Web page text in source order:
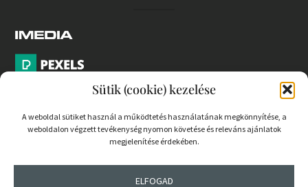
Sütik (cookie) kezelése
A weboldal sütiket használ a működtetés használatának megkönnyítése, a
weboldalon végzett tevékenység nyomon követése és releváns ajánlatok
megjelenítése érdekében.
ELFOGAD
PARTNEREK